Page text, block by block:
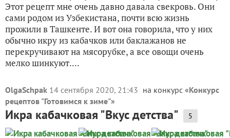
Этот рецепт мне очень давно давала свекровь. Они
сами родом из Узбекистана, почти всю жизнь
прожили в Ташкенте. И вот она говорила, что у них
обычно икру из кабачков или баклажанов не
перекручивают на мясорубке, а все овощи очень
мелко шинкуют....
OlgaSchpak 14 сентября 2020, 21:43 на конкурс «Конкурс
рецептов "Готовимся к зиме"»
Икра кабачковая "Вкус детства" 5